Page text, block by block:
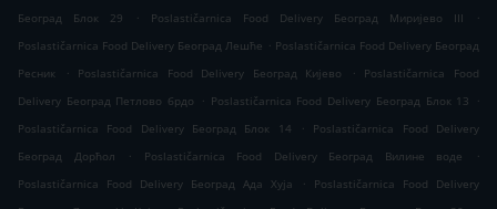
Београд Блок 29
. Poslastičarnica Food Delivery Београд Миријево III
.
Poslastičarnica Food Delivery Београд Лешће . Poslastičarnica Food Delivery Београд
Ресник
. Poslastičarnica Food Delivery Београд Кијево .
Poslastičarnica Food
Delivery Београд Петлово брдо
. Poslastičarnica Food Delivery Београд Блок 13
.
Poslastičarnica Food Delivery Београд Блок 14
.
Poslastičarnica Food Delivery
Београд Дорћол
. Poslastičarnica Food Delivery Београд Вилине воде
.
Poslastičarnica Food Delivery Београд Ада Хуја
.
Poslastičarnica Food Delivery